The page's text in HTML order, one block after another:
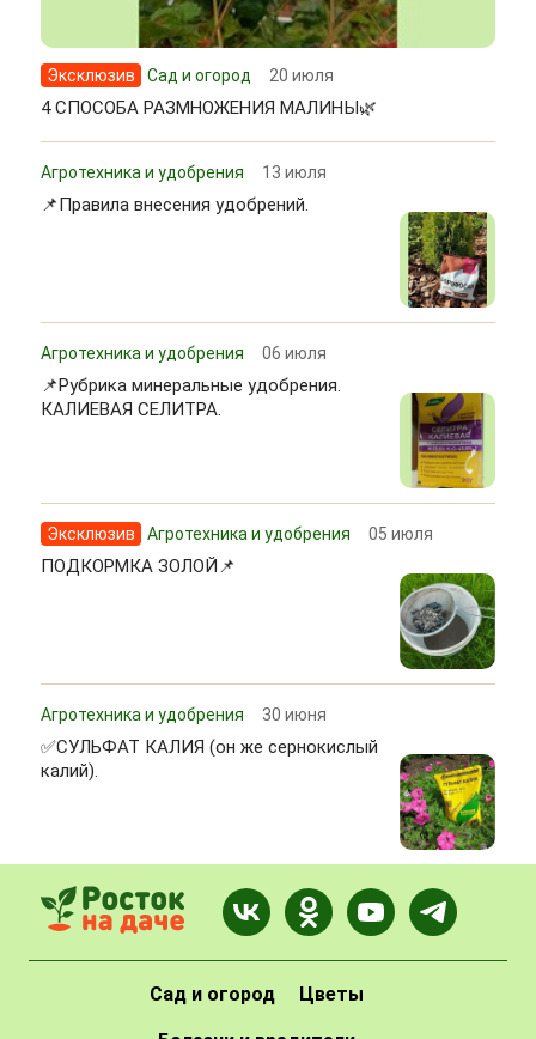
Эксклюзив Сад и огород 20 июля
4 СПОСОБА РАЗМНОЖЕНИЯ МАЛИНЫ🌿
Агротехника и удобрения 13 июля
📌Правила внесения удобрений.
Агротехника и удобрения 06 июля
📌Рубрика минеральные удобрения.
КАЛИЕВАЯ СЕЛИТРА.
Эксклюзив Агротехника и удобрения 05 июля
ПОДКОРМКА ЗОЛОЙ📌
Агротехника и удобрения 30 июня
✅СУЛЬФАТ КАЛИЯ (он же сернокислый
калий).
Сад и огород Цветы